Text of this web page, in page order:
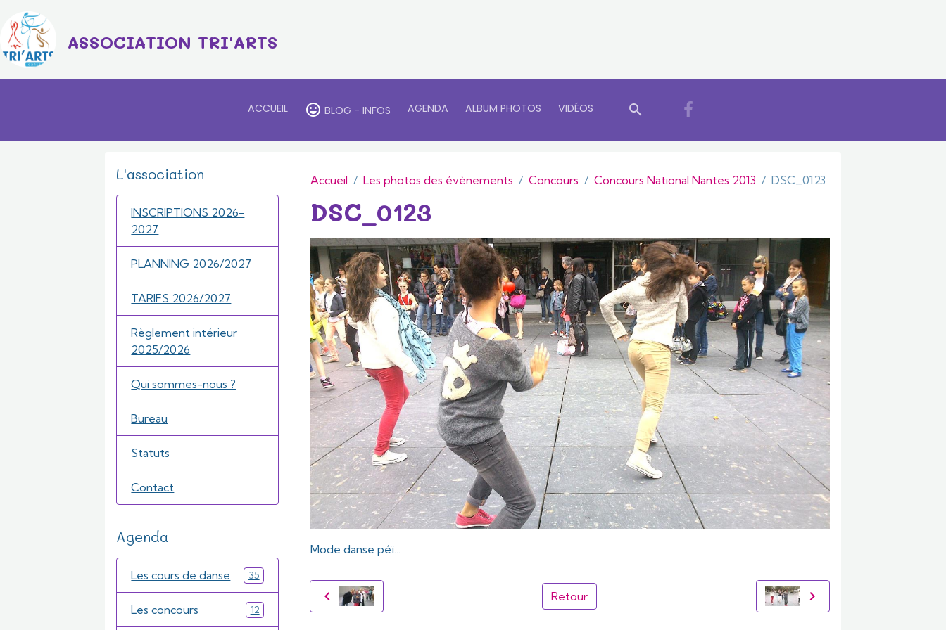
ASSOCIATION TRI'ARTS
ACCUEIL BLOG - INFOS AGENDA ALBUM PHOTOS VIDÉOS
Accueil Les photos des évènements Concours Concours National Nantes 2013 DSC_0123
DSC_0123
Mode danse péï...
Retour
L'association
INSCRIPTIONS 2026-
2027
PLANNING 2026/2027
TARIFS 2026/2027
Règlement intérieur
2025/2026
Qui sommes-nous ?
Bureau
Statuts
Contact
Agenda
Les cours de danse 35
Les concours 12